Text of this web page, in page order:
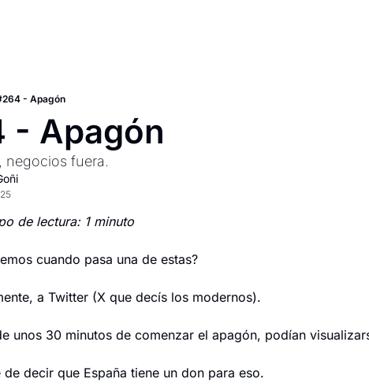
- Apagón
- Apagón
negocios fuera.
de lectura: 1 minuto
cuando pasa una de estas?
a Twitter (X que decís los modernos).
unos 30 minutos de comenzar el apagón, podían
de decir que España tiene un don para eso.